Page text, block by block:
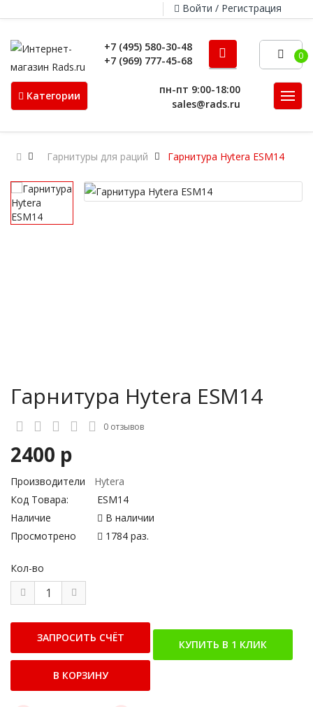
Войти / Регистрация
+7 (495) 580-30-48
+7 (969) 777-45-68
0
Категории
пн-пт 9:00-18:00
sales@rads.ru
Гарнитуры для раций Гарнитура Hytera ESM14
Гарнитура Hytera ESM14
0 отзывов
2400 р
Производители
Hytera
Код Товара:
ESM14
Наличие
В наличии
Просмотрено
1784 раз.
Кол-во